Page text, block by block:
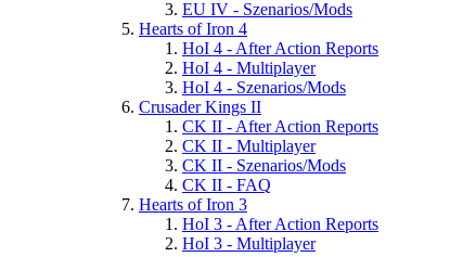
EU IV - Szenarios/Mods
Hearts of Iron 4
HoI 4 - After Action Reports
HoI 4 - Multiplayer
HoI 4 - Szenarios/Mods
Crusader Kings II
CK II - After Action Reports
CK II - Multiplayer
CK II - Szenarios/Mods
CK II - FAQ
Hearts of Iron 3
HoI 3 - After Action Reports
HoI 3 - Multiplayer